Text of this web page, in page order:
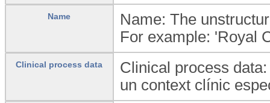
Name
Name: The
For example: 'Royal
Clinical process data
Clinical process
un context clínic